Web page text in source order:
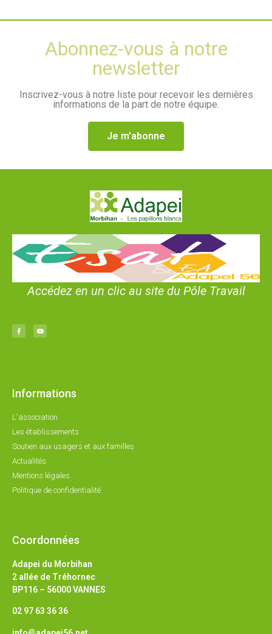
Abonnez-vous à notre
newsletter
Inscrivez-vous à notre liste pour recevoir les dernières
informations de la part de notre équipe.
Je m'abonne
Accédez en un clic au site du Pôle Travail
Informations
L'association
Les établissements
Soutien aux usagers et aux familles
Actualités
Mentions légales
Politique de confidentialité
Coordonnées
Adapei du Morbihan
2 allée de Tréhornec
BP116 – 56000 VANNES
02 97 63 36 36